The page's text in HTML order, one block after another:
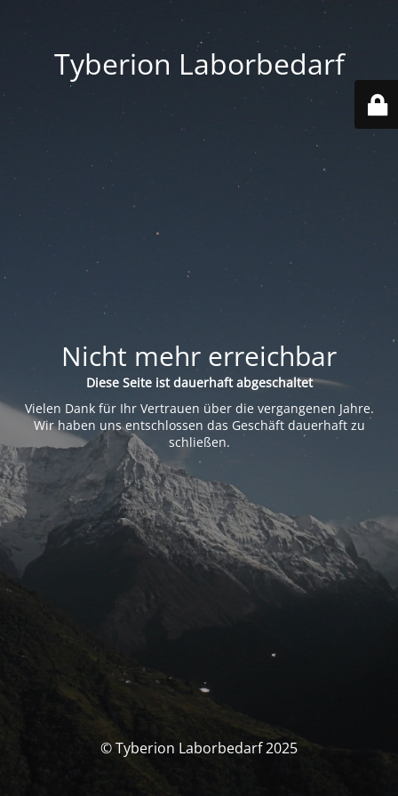
Tyberion Laborbedarf
Nicht mehr erreichbar
Diese Seite ist dauerhaft abgeschaltet
Vielen Dank für Ihr Vertrauen über die vergangenen Jahre.
Wir haben uns entschlossen das Geschäft dauerhaft zu
schließen.
© Tyberion Laborbedarf 2025